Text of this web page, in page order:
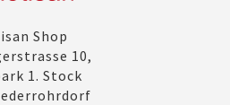
Shop
10,
1. Stock